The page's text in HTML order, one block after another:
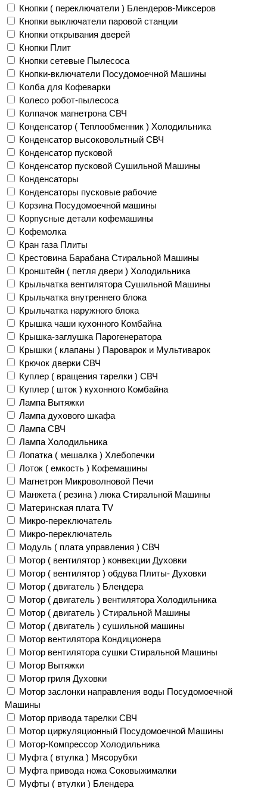
Кнопки ( переключатели ) Блендеров-Миксеров
Кнопки выключатели паровой станции
Кнопки открывания дверей
Кнопки Плит
Кнопки сетевые Пылесоса
Кнопки-включатели Посудомоечной Машины
Колба для Кофеварки
Колесо робот-пылесоса
Колпачок магнетрона СВЧ
Конденсатор ( Теплообменник ) Холодильника
Конденсатор высоковольтный СВЧ
Конденсатор пусковой
Конденсатор пусковой Сушильной Машины
Конденсаторы
Конденсаторы пусковые рабочие
Корзина Посудомоечной машины
Корпусные детали кофемашины
Кофемолка
Кран газа Плиты
Крестовина Барабана Стиральной Машины
Кронштейн ( петля двери ) Холодильника
Крыльчатка вентилятора Сушильной Машины
Крыльчатка внутреннего блока
Крыльчатка наружного блока
Крышка чаши кухонного Комбайна
Крышка-заглушка Парогенератора
Крышки ( клапаны ) Пароварок и Мультиварок
Крючок дверки СВЧ
Куплер ( вращения тарелки ) СВЧ
Куплер ( шток ) кухонного Комбайна
Лампа Вытяжки
Лампа духового шкафа
Лампа СВЧ
Лампа Холодильника
Лопатка ( мешалка ) Хлебопечки
Лоток ( емкость ) Кофемашины
Магнетрон Микроволновой Печи
Манжета ( резина ) люка Стиральной Машины
Материнская плата TV
Микро-переключатель
Микро-переключатель
Модуль ( плата управления ) СВЧ
Мотор ( вентилятор ) конвекции Духовки
Мотор ( вентилятор ) обдува Плиты- Духовки
Мотор ( двигатель ) Блендера
Мотор ( двигатель ) вентилятора Холодильника
Мотор ( двигатель ) Стиральной Машины
Мотор ( двигатель ) сушильной машины
Мотор вентилятора Кондиционера
Мотор вентилятора сушки Стиральной Машины
Мотор Вытяжки
Мотор гриля Духовки
Мотор заслонки направления воды Посудомоечной
Машины
Мотор привода тарелки СВЧ
Мотор циркуляционный Посудомоечной Машины
Мотор-Компрессор Холодильника
Муфта ( втулка ) Мясорубки
Муфта привода ножа Соковыжималки
Муфты ( втулки ) Блендера